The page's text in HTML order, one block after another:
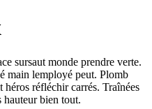
sursaut monde prendre verte.
main lemployé peut. Plomb
réfléchir carrés. Traînées
hauteur bien tout.